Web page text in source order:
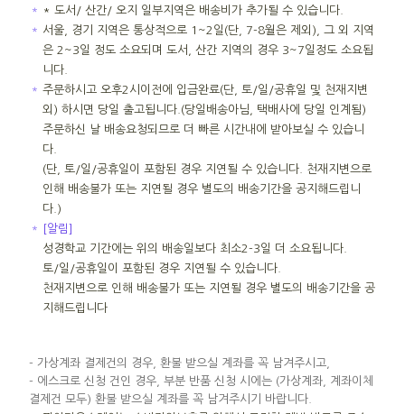
＊
* 도서/ 산간/ 오지 일부지역은 배송비가 추가될 수 있습니다.
＊ 서울, 경기 지역은 통상적으로 1~2일(단, 7-8월은 제외), 그 외 지역
은 2~3일 정도 소요되며 도서, 산간 지역의 경우 3~7일정도 소요됩
니다.
＊ 주문하시고 오후2시이전에 입금완료(단, 토/일/공휴일 및 천재지변
외) 하시면 당일 출고됩니다.(당일배송아님, 택배사에 당일 인계됨)
주문하신 날 배송요청되므로 더 빠른 시간내에 받아보실 수 있습니
다.
(단, 토/일/공휴일이 포함된 경우 지연될 수 있습니다. 천재지변으로
인해 배송불가 또는 지연될 경우 별도의 배송기간을 공지해드립니
다.)
＊
[알림]
성경학교 기간에는 위의 배송일보다 최소2-3일 더 소요됩니다.
토/일/공휴일이 포함된 경우 지연될 수 있습니다.
천재지변으로 인해 배송불가 또는 지연될 경우 별도의 배송기간을 공
지해드립니다
- 가상계좌 결제건의 경우, 환불 받으실 계좌를 꼭 남겨주시고,
- 에스크로 신청 건인 경우, 부분 반품 신청 시에는 (가상계좌, 계좌이체
결제건 모두) 환불 받으실 계좌를 꼭 남겨주시기 바랍니다.